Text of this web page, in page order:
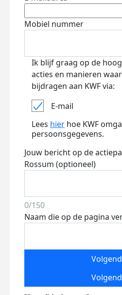
Mobiel nummer
Ik blijf graag op de
acties en manieren
bijdragen aan KWF via:
E-mail
Lees hier hoe KWF
persoonsgegevens.
Jouw bericht op de
Rossum (optioneel)
0/150
Naam die op de pagina